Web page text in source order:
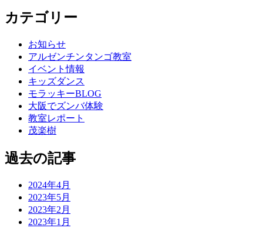
カテゴリー
お知らせ
アルゼンチンタンゴ教室
イベント情報
キッズダンス
モラッキーBLOG
大阪でズンバ体験
教室レポート
茂楽樹
過去の記事
2024年4月
2023年5月
2023年2月
2023年1月